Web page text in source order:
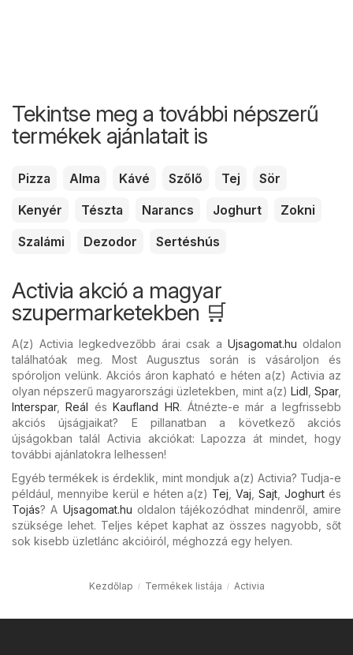
Tekintse meg a további népszerű
termékek ajánlatait is
Pizza Alma Kávé Szőlő Tej
Sör
Kenyér
Tészta Narancs Joghurt
Zokni
Szalámi
Dezodor Sertéshús
Activia akció a magyar
szupermarketekben 🛒
A(z) Activia legkedvezőbb árai csak a Ujsagomat.hu oldalon
találhatóak meg. Most Augusztus során is vásároljon és
spóroljon velünk. Akciós áron kapható e héten a(z) Activia az
olyan népszerű magyarországi üzletekben, mint a(z) Lidl ,Spar,
Interspar,Reál ésKaufland HR. Átnézte-e már a legfrissebb
akciós újságjaikat? E pillanatban a következő akciós
újságokban talál Activia akciókat: Lapozza át mindet, hogy
további ajánlatokra lelhessen!
Egyéb termékek is érdeklik, mint mondjuk a(z) Activia? Tudja-e
például, mennyibe kerül e héten a(z) Tej ,Vaj ,Sajt ,Joghurt és
Tojás? A Ujsagomat.hu oldalon tájékozódhat mindenről, amire
szüksége lehet. Teljes képet kaphat az összes nagyobb, sőt
sok kisebb üzletlánc akcióiról, méghozzá egy helyen.
Kezdőlap Termékek listája Activia